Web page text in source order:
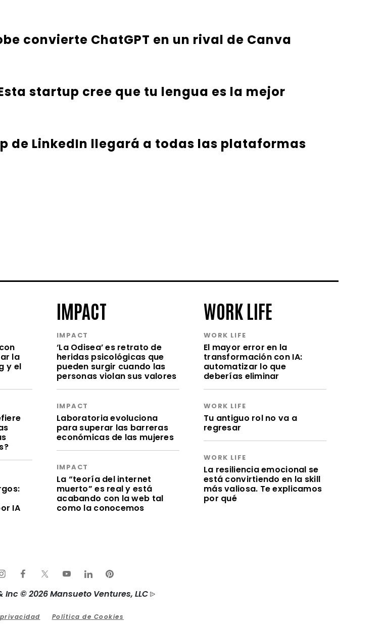
convierte ChatGPT en un rival de Canva
startup cree que tu lengua es la mejor
de LinkedIn llegará a todas las plataformas
la
y el
IA
IMPACT
IMPACT
‘La Odisea’ es retrato de
heridas psicológicas que
pueden surgir cuando las
personas violan sus valores
IMPACT
Laboratoria evoluciona
para superar las barreras
económicas de las mujeres
IMPACT
La “teoría del internet
muerto” es real y está
acabando con la web tal
como la conocemos
WORK LIFE
WORK LIFE
El mayor error en la
transformación con IA:
automatizar lo que
deberías eliminar
WORK LIFE
Tu antiguo rol no va a
regresar
WORK LIFE
La resiliencia emocional se
está convirtiendo en la skill
más valiosa. Te explicamos
por qué
Inc © 2026 Mansueto Ventures, LLC
Política de Cookies